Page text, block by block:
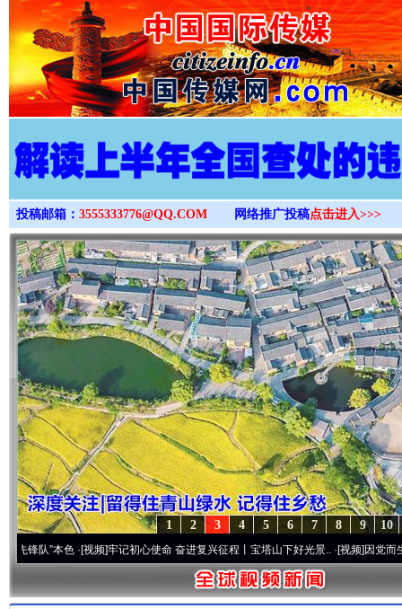
>
投稿邮箱： 3555333776@QQ.COM 网络推广投稿点击进入>>>
10
9
8
7
6
5
4
3
2
1
”本色·[视频]牢记初心使命 奋进复兴征程丨宝塔山下好光景..·[视频]因党而生 为党